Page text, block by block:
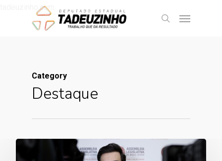
tadeuzinho.com
Category
Destaque